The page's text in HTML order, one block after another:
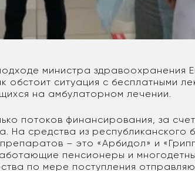
министра здравоохранения
обстоит ситуация с бесплатными
на амбулаторном лечении.
потоков финансирования, за
На средства из республиканского
– это «Арбидол» и
пенсионеры и
по мере поступления